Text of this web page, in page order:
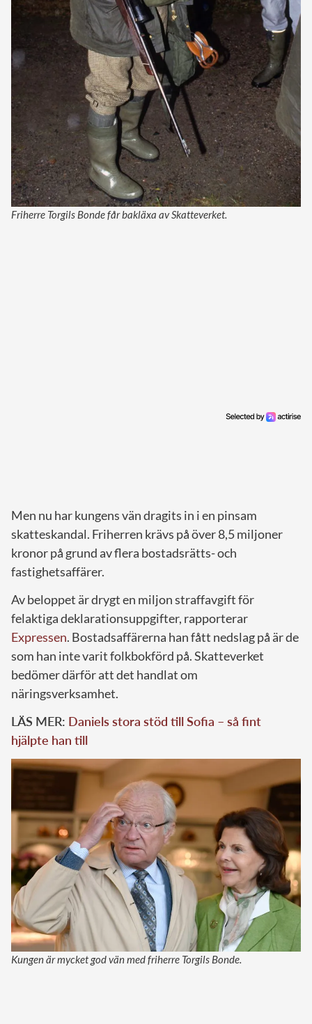
Friherre Torgils Bonde får bakläxa av Skatteverket.
Men nu har kungens vän dragits in i en pinsam
skatteskandal. Friherren krävs på över 8,5 miljoner
kronor på grund av flera bostadsrätts- och
fastighetsaffärer.
Av beloppet är drygt en miljon straffavgift för
felaktiga deklarationsuppgifter, rapporterar
Expressen. Bostadsaffärerna han fått nedslag på är de
som han inte varit folkbokförd på. Skatteverket
bedömer därför att det handlat om
näringsverksamhet.
LÄS MER: Daniels stora stöd till Sofia – så fint
hjälpte han till
Kungen är mycket god vän med friherre Torgils Bonde.